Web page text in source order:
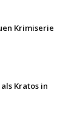
Krimiserie
Kratos in